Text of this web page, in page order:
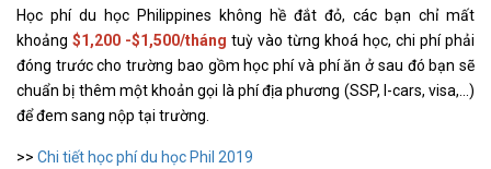
Học phí du học Philippines không hề đắt đỏ, các bạn chỉ mất
khoảng $1,200 -$1,500/tháng tuỳ vào từng khoá học, chi phí phải
đóng trước cho trường bao gồm học phí và phí ăn ở sau đó bạn sẽ
chuẩn bị thêm một khoản gọi là phí địa phương (SSP, I-cars, visa,…)
để đem sang nộp tại trường.
>> Chi tiết học phí du học Phil 2019